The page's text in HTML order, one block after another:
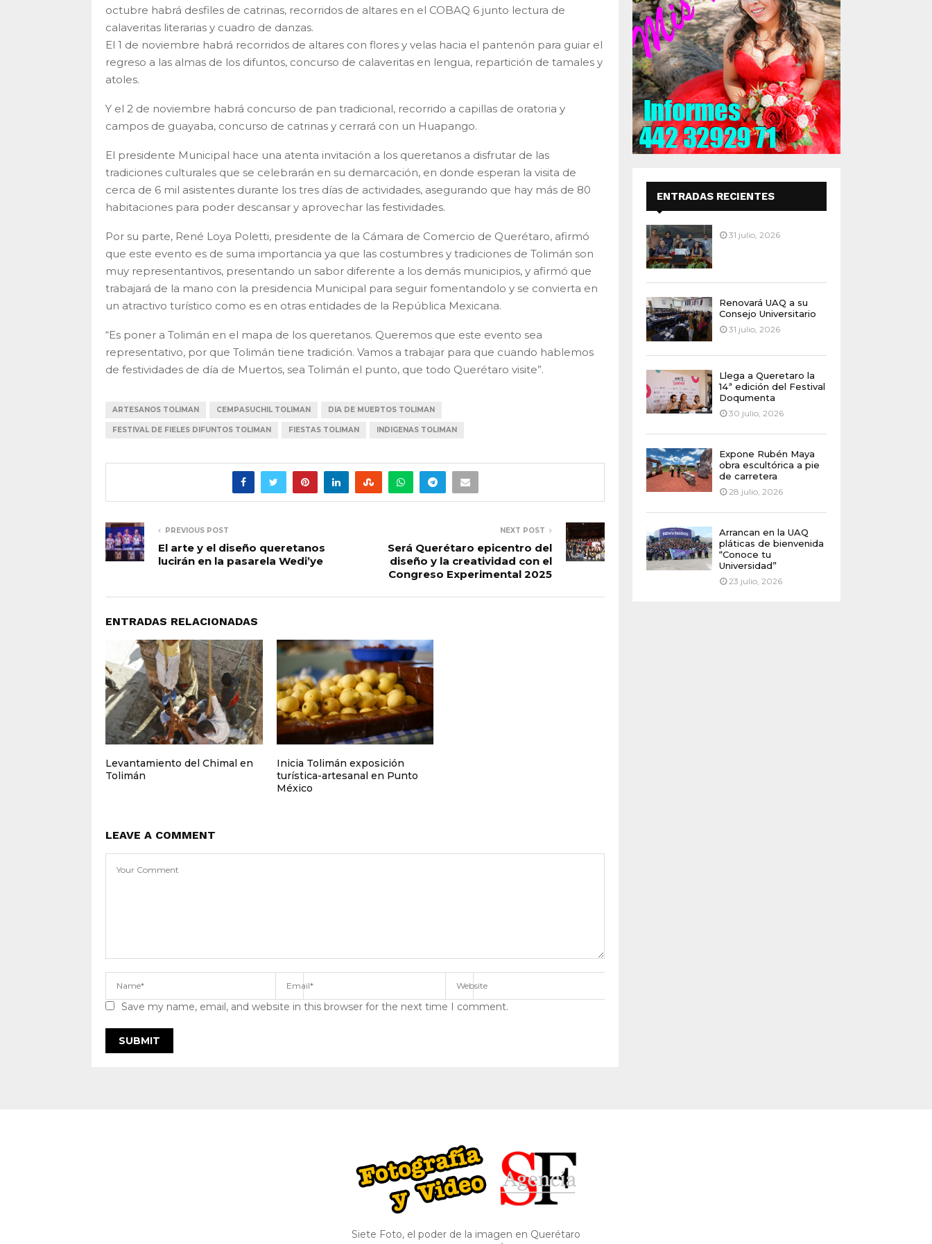
octubre habrá desfiles de catrinas, recorridos de altares en el COBAQ 6 junto lectura de
calaveritas literarias y cuadro de danzas.
El 1 de noviembre habrá recorridos de altares con flores y velas hacia el pantenón para guiar el
regreso a las almas de los difuntos, concurso de calaveritas en lengua, repartición de tamales y
atoles.
Y el 2 de noviembre habrá concurso de pan tradicional, recorrido a capillas de oratoria y
campos de guayaba, concurso de catrinas y cerrará con un Huapango.
El presidente Municipal hace una atenta invitación a los queretanos a disfrutar de las
tradiciones culturales que se celebrarán en su demarcación, en donde esperan la visita de
cerca de 6 mil asistentes durante los tres días de actividades, asegurando que hay más de 80
habitaciones para poder descansar y aprovechar las festividades.
Por su parte, René Loya Poletti, presidente de la Cámara de Comercio de Querétaro, afirmó
que este evento es de suma importancia ya que las costumbres y tradiciones de Tolimán son
muy representantivos, presentando un sabor diferente a los demás municipios, y afirmó que
trabajará de la mano con la presidencia Municipal para seguir fomentandolo y se convierta en
un atractivo turístico como es en otras entidades de la República Mexicana.
“Es poner a Tolimán en el mapa de los queretanos. Queremos que este evento sea
representativo, por que Tolimán tiene tradición. Vamos a trabajar para que cuando hablemos
de festividades de día de Muertos, sea Tolimán el punto, que todo Querétaro visite”.
ARTESANOS TOLIMAN CEMPASUCHIL TOLIMAN DIA DE MUERTOS TOLIMAN
FESTIVAL DE FIELES DIFUNTOS TOLIMAN FIESTAS TOLIMAN INDIGENAS TOLIMAN
PREVIOUS POST
El arte y el diseño queretanos
lucirán en la pasarela Wedi’ye
NEXT POST
Será Querétaro epicentro del
diseño y la creatividad con el
Congreso Experimental 2025
ENTRADAS RELACIONADAS
Levantamiento del Chimal en
Tolimán
Inicia Tolimán exposición
turística-artesanal en Punto
México
LEAVE A COMMENT
Save my name, email, and website in this browser for the next time I comment.
ENTRADAS RECIENTES
31 julio, 2026
Renovará UAQ a su
Consejo Universitario
31 julio, 2026
Llega a Queretaro la
14ª edición del Festival
Doqumenta
30 julio, 2026
Expone Rubén Maya
obra escultórica a pie
de carretera
28 julio, 2026
Arrancan en la UAQ
pláticas de bienvenida
“Conoce tu
Universidad”
23 julio, 2026
Siete Foto, el poder de la imagen en Querétaro